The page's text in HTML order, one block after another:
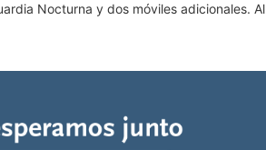
Nocturna y dos móviles adicionales. Al